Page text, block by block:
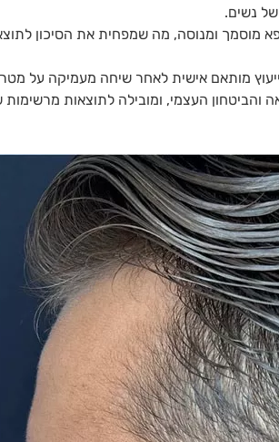
נשים​.
מוסמך ומנוסה, מה שמפחית את הסיכון
מותאם אישית לאחר שיחה מעמיקה על
והביטחון העצמי, ומובילה לתוצאות מרשימות